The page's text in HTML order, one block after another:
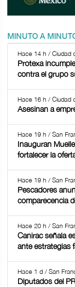
MINUTO A
Hace 14 h / Ciudad
Protexa
contra el grupo
Hace 16 h / Ciudad
Asesinan a
Hace 19 h / San
Inauguran
fortalecer la
Hace 19 h / San
Pescadores
comparecencia
Hace 20 h / San
Canirac señala
ante estrategias
Hace 1 d / San
Diputados del